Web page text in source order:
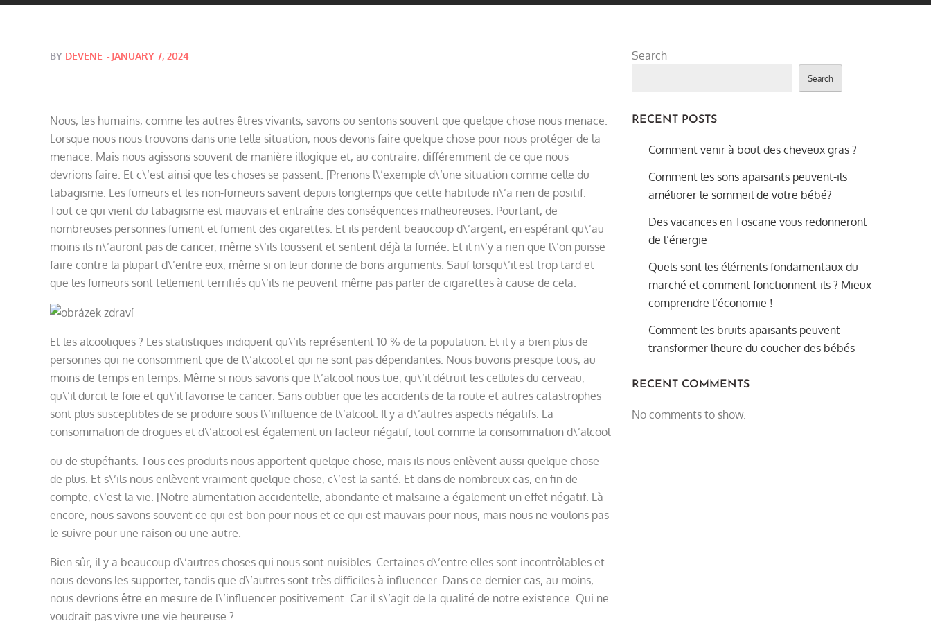
BY DEVENE Posted
JANUARY 7, 2024
Nous, les humains, comme les autres êtres vivants, savons ou sentons souvent que quelque chose nous menace.
Lorsque nous nous trouvons dans une telle situation, nous devons faire quelque chose pour nous protéger de la
menace. Mais nous agissons souvent de manière illogique et, au contraire, différemment de ce que nous
devrions faire. Et c\’est ainsi que les choses se passent. [Prenons l\’exemple d\’une situation comme celle du
tabagisme. Les fumeurs et les non-fumeurs savent depuis longtemps que cette habitude n\’a rien de positif.
Tout ce qui vient du tabagisme est mauvais et entraîne des conséquences malheureuses. Pourtant, de
nombreuses personnes fument et fument des cigarettes. Et ils perdent beaucoup d\’argent, en espérant qu\’au
moins ils n\’auront pas de cancer, même s\’ils toussent et sentent déjà la fumée. Et il n\’y a rien que l\’on puisse
faire contre la plupart d\’entre eux, même si on leur donne de bons arguments. Sauf lorsqu\’il est trop tard et
que les fumeurs sont tellement terrifiés qu\’ils ne peuvent même pas parler de cigarettes à cause de cela.
Et les alcooliques ? Les statistiques indiquent qu\’ils représentent 10 % de la population. Et il y a bien plus de
personnes qui ne consomment que de l\’alcool et qui ne sont pas dépendantes. Nous buvons presque tous, au
moins de temps en temps. Même si nous savons que l\’alcool nous tue, qu\’il détruit les cellules du cerveau,
qu\’il durcit le foie et qu\’il favorise le cancer. Sans oublier que les accidents de la route et autres catastrophes
sont plus susceptibles de se produire sous l\’influence de l\’alcool. Il y a d\’autres aspects négatifs. La
consommation de drogues et d\’alcool est également un facteur négatif, tout comme la consommation d\’alcool
ou de stupéfiants. Tous ces produits nous apportent quelque chose, mais ils nous enlèvent aussi quelque chose
de plus. Et s\’ils nous enlèvent vraiment quelque chose, c\’est la santé. Et dans de nombreux cas, en fin de
compte, c\’est la vie. [Notre alimentation accidentelle, abondante et malsaine a également un effet négatif. Là
encore, nous savons souvent ce qui est bon pour nous et ce qui est mauvais pour nous, mais nous ne voulons pas
le suivre pour une raison ou une autre.
Bien sûr, il y a beaucoup d\’autres choses qui nous sont nuisibles. Certaines d\’entre elles sont incontrôlables et
nous devons les supporter, tandis que d\’autres sont très difficiles à influencer. Dans ce dernier cas, au moins,
nous devrions être en mesure de l\’influencer positivement. Car il s\’agit de la qualité de notre existence. Qui ne
voudrait pas vivre une vie heureuse ?
Search
Search
RECENT POSTS
Comment venir à bout des cheveux gras ?
Comment les sons apaisants peuvent-ils
améliorer le sommeil de votre bébé?
Des vacances en Toscane vous redonneront
de l’énergie
Quels sont les éléments fondamentaux du
marché et comment fonctionnent-ils ? Mieux
comprendre l’économie !
Comment les bruits apaisants peuvent
transformer lheure du coucher des bébés
RECENT COMMENTS
No comments to show.